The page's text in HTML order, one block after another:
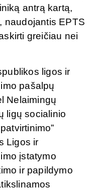
antrą kartą,
naudojantis EPTS
greičiau nei
ligos ir
pašalpų
Nelaimingų
ligų socialinio
Ligos ir
įstatymo
ir papildymo